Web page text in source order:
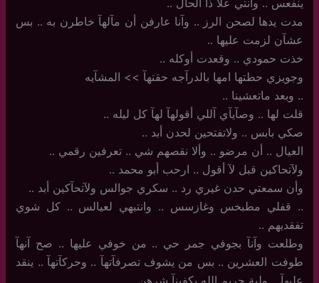
ينفعس .. وأنتي علآ ذا الحآل ..
مدت يدها لصحن الرز .. وآنا عارفن أن مآلهآ خاطرن به .. بس
عشآن لزمت عليها ..
خذت حمودي .. وقعدت أوكله ..
وجويزي حطتها امها بالدرآجه حقتهآ >> المشآيه
..‏ وبعد ماتعشينا ..
قلت لها .. وصآيآي آللي أقولهآ لهآ كل ليله ..
صكي بابس .. ولاتفتحين لحدن أبد ..
العيال .. أن مرضو .. وألا نقصهم شي .. تعرفين رقمي ..
ولآتحاكين قبل لآ أقول .. ارحب أبو محمد ..
وأن سمعتي حدن غيري رد .. سكري جوالس ولآتحآكين أبد ..
..‏ قفلي مطبخس وغازسس .. وانتبهي لعيالس .. كل شوي
تفقديهم ..
وطلعت وآنآ بجوفي جمر حي .. من خوفي عليها .. صح آنهآ
طوفت العشرين .. بس من يشوف تصرفآتهآ .. وحركآتهآ .. ينقد